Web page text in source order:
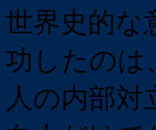
世界史的な
功したのは
人の内部